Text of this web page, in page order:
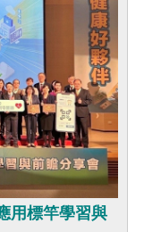
用標竿學習與